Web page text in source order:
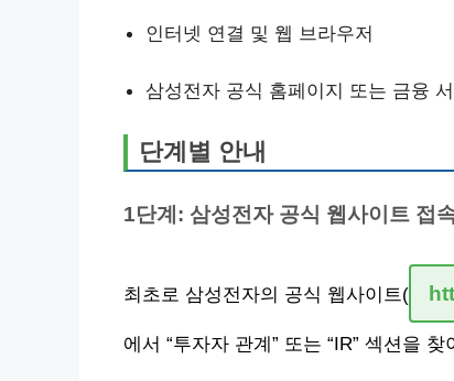
인터넷 연결 및 웹 브라우저
삼성전자 공식 홈페이지 또는 금융
단계별 안내
1단계: 삼성전자 공식 웹사이트 접
최초로 삼성전자의 공식 웹사이트(
에서 “투자자 관계” 또는 “IR” 섹션을